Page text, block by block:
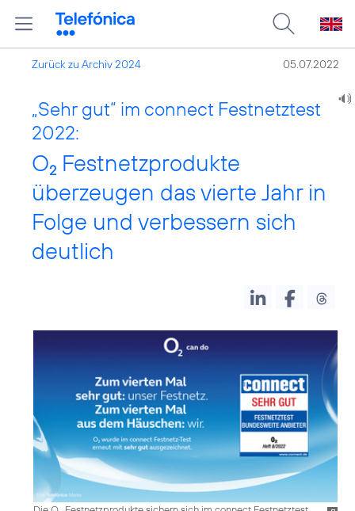
Zurück zu Archiv 2024 05.07.2022
„Sehr gut“ im connect Festnetztest
2022:
O2 Festnetzprodukte
überzeugen das vierte Jahr in
Folge und verbessern sich
deutlich